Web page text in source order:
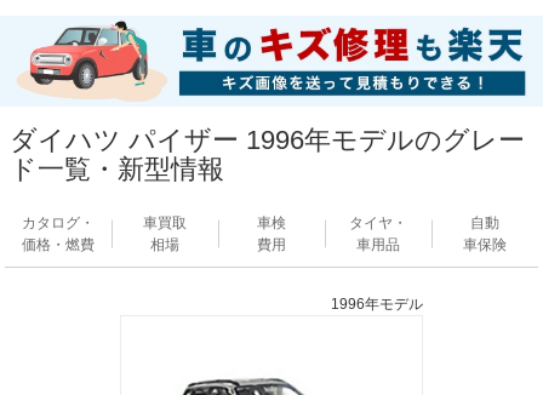
ダイハツ パイザー 1996年モデルのグレー
ド一覧・新型情報
カタログ・
価格・燃費
車買取
相場
車検
費用
タイヤ・
車用品
自動
車保険
1996年モデル